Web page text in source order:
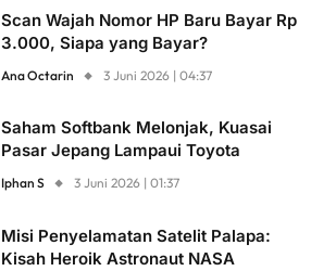
Scan Wajah Nomor HP Baru Bayar Rp
3.000, Siapa yang Bayar?
Ana Octarin 3 Juni 2026 | 04:37
Saham Softbank Melonjak, Kuasai
Pasar Jepang Lampaui Toyota
Iphan S 3 Juni 2026 | 01:37
Misi Penyelamatan Satelit Palapa:
Kisah Heroik Astronaut NASA